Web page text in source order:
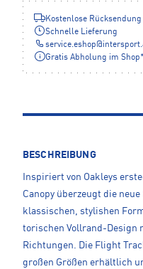
Kostenlose Rücksendung
Schnelle Lieferung
service.eshop@
Gratis Abholung im
BESCHREIBUNG
Inspiriert von Oakleys
Canopy überzeugt die
klassischen, stylishen
torischen Vollrand-Design
Richtungen. Die Flight
großen Größen erhältlich